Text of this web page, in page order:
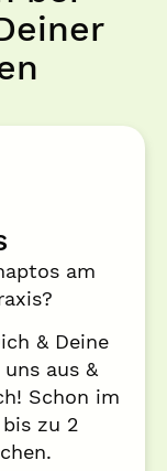
am
& Deine
aus &
Schon im
zu 2